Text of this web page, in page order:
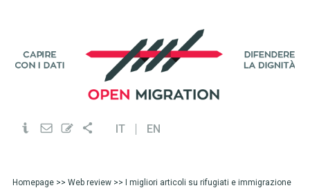
IT EN
Homepage>> Web review>> I migliori articoli su rifugiati e immigrazione